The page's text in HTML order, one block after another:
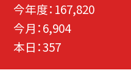
今年度： 167,820
今月：6,904
本日：357